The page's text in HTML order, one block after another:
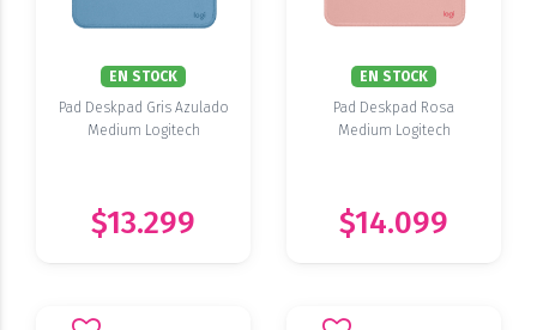
EN STOCK
Pad Deskpad Gris Azulado
Medium Logitech
$13.299
EN STOCK
Pad Deskpad Rosa
Medium Logitech
$14.099